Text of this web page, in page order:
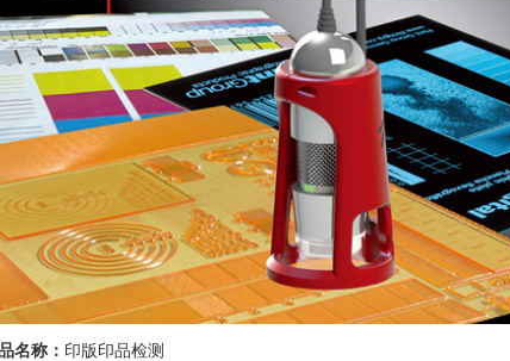
名称： 印版印品检测